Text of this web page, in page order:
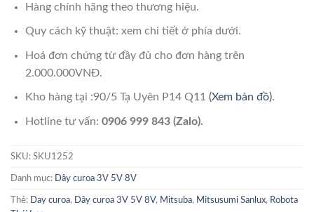
Hàng chính hãng theo thương hiệu.
Quy cách kỹ thuật: xem chi tiết ở phía dưới.
Hoá đơn chứng từ đầy đủ cho đơn hàng trên
2.000.000VNĐ.
Kho hàng tại :90/5 Tạ Uyên P14 Q11 (Xem bản đồ).
Hotline tư vấn: 0906 999 843 (Zalo).
SKU: SKU1252
Danh mục: Dây curoa 3V 5V 8V
Thẻ: Day curoa, Dây curoa 3V 5V 8V, Mitsuba, Mitsusumi Sanlux, Robota